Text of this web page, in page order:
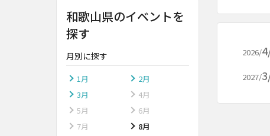
2026/
2027/
和歌山県のイベントを
探す
月別に探す
1月
2月
3月
4月
5月
6月
7月
8月